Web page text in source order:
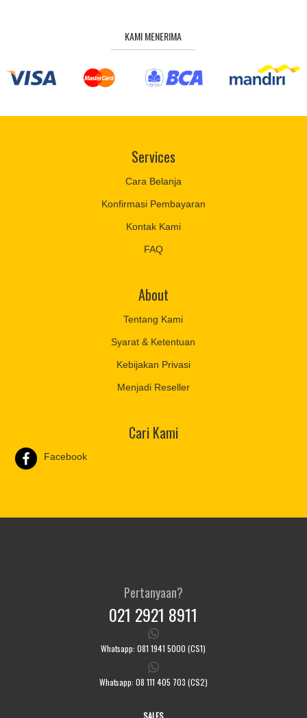
KAMI MENERIMA
Services
Cara Belanja
Konfirmasi Pembayaran
Kontak Kami
FAQ
About
Tentang Kami
Syarat & Ketentuan
Kebijakan Privasi
Menjadi Reseller
Cari Kami
Facebook
Pertanyaan?
021 2921 8911
Whatsapp: 081 1941 5000 (CS1)
Whatsapp: 08 111 405 703 (CS2)
SALES